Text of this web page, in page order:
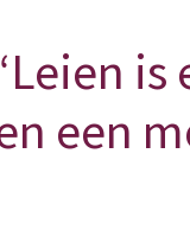
een